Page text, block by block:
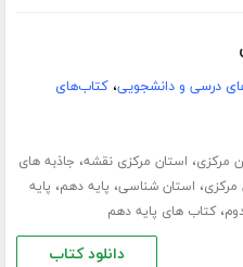
درسی و دانشجویی،کتاب‌های
مرکزی، استان مرکزی نقشه، جاذبه های
مرکزی، استان شناسی، پایه دهم، پایه
،کتاب های پایه دهم
دانلود کتاب